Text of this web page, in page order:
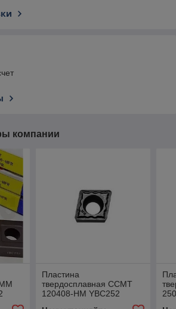
компании
Пластина
твердосплавная CCMT
120408-HM YBC252